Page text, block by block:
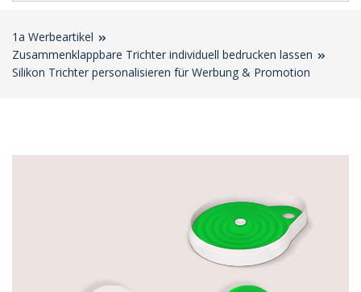
1a Werbeartikel
Zusammenklappbare Trichter individuell bedrucken lassen
Silikon Trichter personalisieren für Werbung & Promotion